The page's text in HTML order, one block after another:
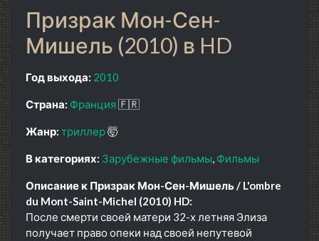
Призрак Мон-Сен-
Мишель (2010) в HD
Год выхода: 2010
Страна: Франция🇫🇷
Жанр: триллер🤯
В категориях: Зарубежные фильмы Фильмы
Описание к Призрак Мон-Сен-Мишель / L'ombre
du Mont-Saint-Michel (2010) HD:
После смерти своей матери 32-х летняя Элиза
получает право опеки над своей непутевой